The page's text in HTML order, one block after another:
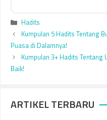
Categories
Hadits
Kumpulan 5 Hadits Tentang
Puasa di Dalamnya!
Kumpulan 3+ Hadits Tentang
Baik!
ARTIKEL TERBARU